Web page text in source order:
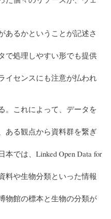
あるかということが記述さ
で処理しやすい形でも提供
イセンスにも注意が払われ
。これによって、データを
ある観点から資料群を繋ぎ
では、Linked Open Data for
料や生物分類といった情報
物館の標本と生物の分類が